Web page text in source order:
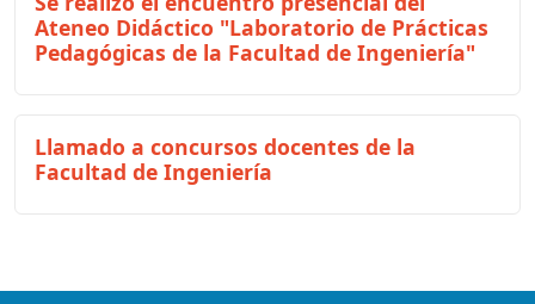
Ateneo Didáctico "Laboratorio de Prácticas
Pedagógicas de la Facultad de Ingeniería"
Llamado a concursos docentes de la
Facultad de Ingeniería